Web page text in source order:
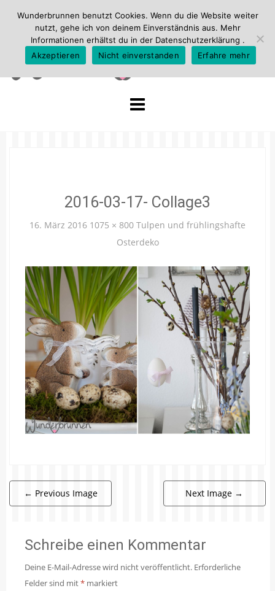
2016-03-17- Collage3
16. März 2016 1075 × 800 Tulpen und frühlingshafte
Osterdeko
← Previous Image Next Image →
Schreibe einen Kommentar
Deine E-Mail-Adresse wird nicht veröffentlicht. Erforderliche
Felder sind mit* markiert
Wunderbrunnen benutzt Cookies. Wenn du die Website weiter
nutzt, gehe ich von deinem Einverständnis aus. Mehr
Informationen erhältst du in der Datenschutzerklärung .
Akzeptieren
Nicht einverstanden Erfahre mehr